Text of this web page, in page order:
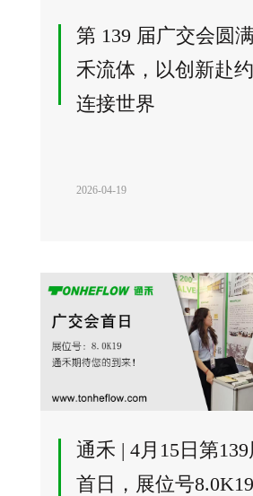
第 139 届广交会圆
禾流体，以创新赴
连接世界
2026-04-19
通禾 | 4月15日第
首日，展位号